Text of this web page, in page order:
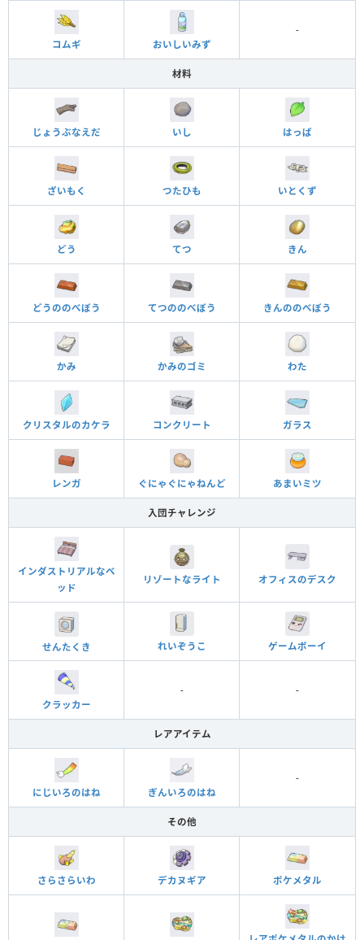
コムギ おいしいみず
-
材料
じょうぶなえだ いし はっぱ
ざいもく つたひも いとくず
どう てつ きん
どうののべぼう てつののべぼう きんののべぼう
かみ かみのゴミ わた
クリスタルのカケラ コンクリート ガラス
レンガ ぐにゃぐにゃねんど あまいミツ
入団チャレンジ
インダストリアルなベ
ッド
リゾートなライト オフィスのデスク
せんたくき れいぞうこ ゲームボーイ
クラッカー
- -
レアアイテム
にじいろのはね ぎんいろのはね
-
その他
さらさらいわ デカヌギア ポケメタル